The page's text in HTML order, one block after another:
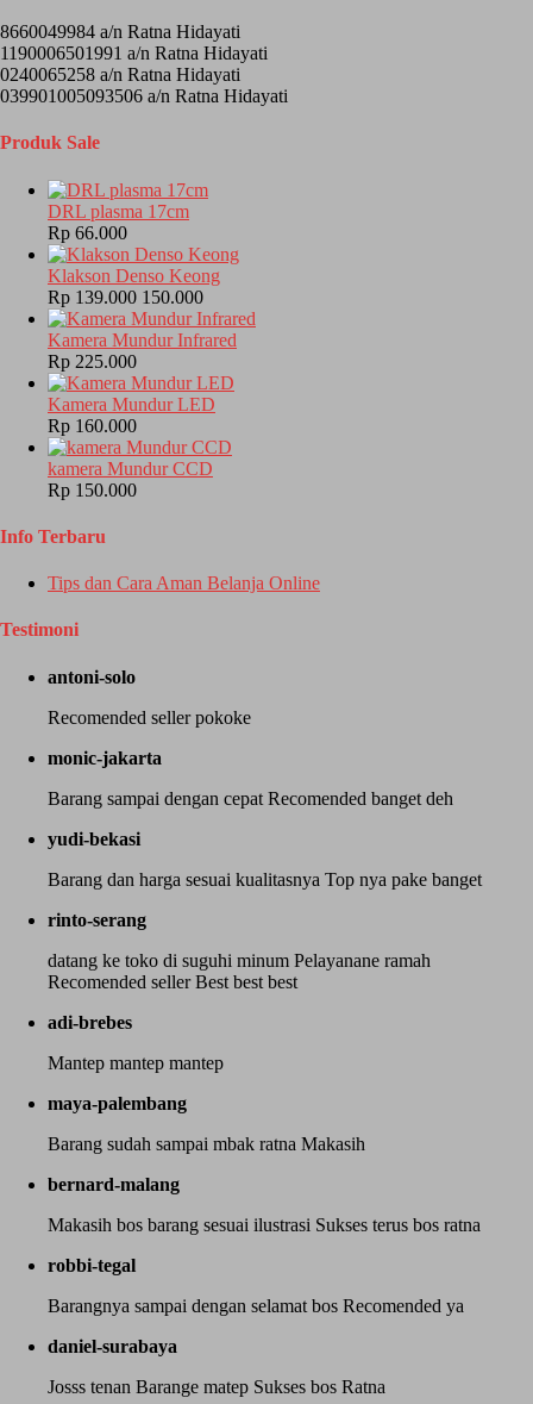
8660049984 a/n Ratna Hidayati
1190006501991 a/n Ratna Hidayati
0240065258 a/n Ratna Hidayati
039901005093506 a/n Ratna Hidayati
Produk Sale
DRL plasma 17cm
Rp 66.000
Klakson Denso Keong
Rp 139.000 150.000
Kamera Mundur Infrared
Rp 225.000
Kamera Mundur LED
Rp 160.000
kamera Mundur CCD
Rp 150.000
Info Terbaru
Tips dan Cara Aman Belanja Online
Testimoni
antoni-solo
Recomended seller pokoke
monic-jakarta
Barang sampai dengan cepat Recomended banget deh
yudi-bekasi
Barang dan harga sesuai kualitasnya Top nya pake banget
rinto-serang
datang ke toko di suguhi minum Pelayanane ramah
Recomended seller Best best best
adi-brebes
Mantep mantep mantep
maya-palembang
Barang sudah sampai mbak ratna Makasih
bernard-malang
Makasih bos barang sesuai ilustrasi Sukses terus bos ratna
robbi-tegal
Barangnya sampai dengan selamat bos Recomended ya
daniel-surabaya
Josss tenan Barange matep Sukses bos Ratna